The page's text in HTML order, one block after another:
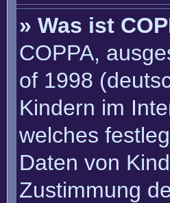
» Was ist
COPPA,
of 1998
Kindern im
welches
Daten von
Zustimmung